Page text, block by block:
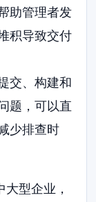
助管理者发
积导致交付
交、构建和
题，可以直
少排查时
大型企业，